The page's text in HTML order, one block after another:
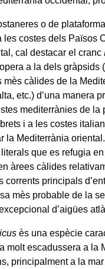
o de
les costes dels Països
cal destacar el cranc
a la dels gràpsids
mès càlides de la
etc.) d’una manera
mediterrànies de
i a les costes
la Mediterrània
que es refugia
àrees càlides
corrents principals
mès probable de la
d’aigües
ès una espècie
molt escadussera a
principalment a la